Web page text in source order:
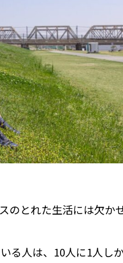
のとれた生活には欠か
る人は、10人に1人し